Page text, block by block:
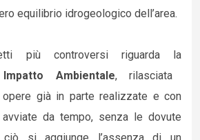
equilibrio idrogeologico dell’area.
più controversi riguarda la
Ambientale, rilasciata
già in parte realizzate e con
da tempo, senza le dovute